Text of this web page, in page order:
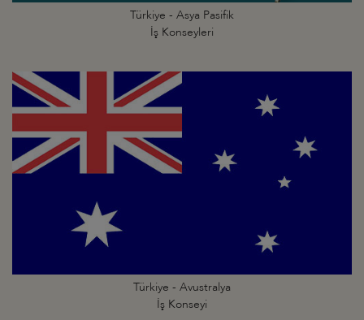
Türkiye - Asya Pasifik
İş Konseyleri
Türkiye - Avustralya
İş Konseyi